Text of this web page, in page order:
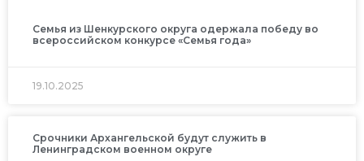
Семья из Шенкурского округа одержала победу во
всероссийском конкурсе «Семья года»
19.10.2025
Срочники Архангельской будут служить в
Ленинградском военном округе